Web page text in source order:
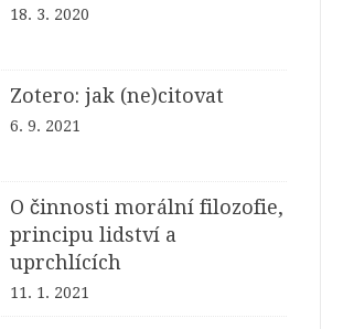
18. 3. 2020
Zotero: jak (ne)citovat
6. 9. 2021
O činnosti morální filozofie,
principu lidství a
uprchlících
11. 1. 2021